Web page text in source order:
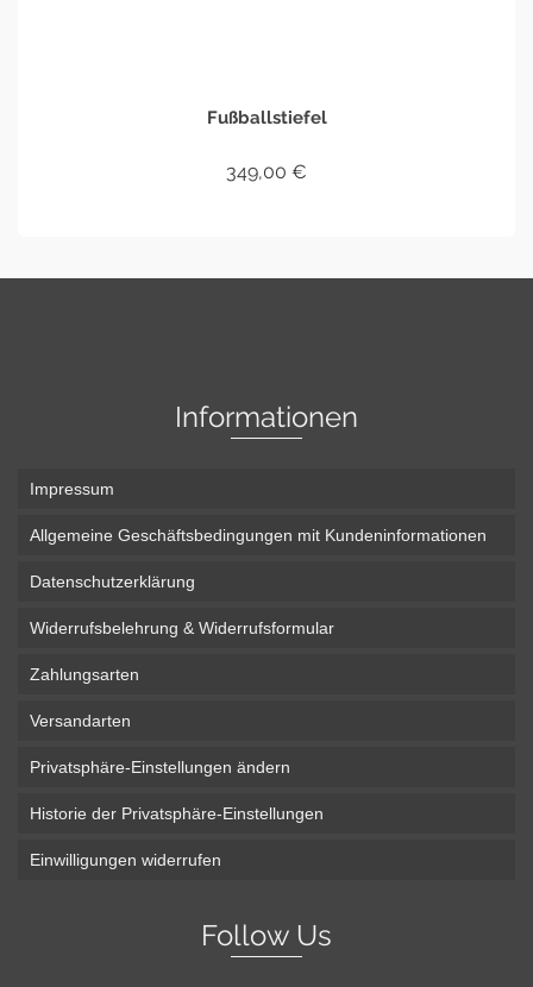
Fußballstiefel
349,00 €
Informationen
Impressum
Allgemeine Geschäftsbedingungen mit Kundeninformationen
Datenschutzerklärung
Widerrufsbelehrung & Widerrufsformular
Zahlungsarten
Versandarten
Privatsphäre-Einstellungen ändern
Historie der Privatsphäre-Einstellungen
Einwilligungen widerrufen
Follow Us